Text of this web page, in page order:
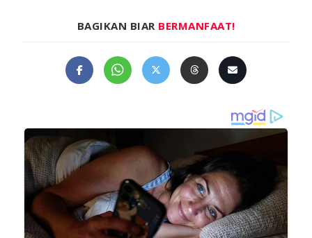
BAGIKAN BIAR BERMANFAAT!